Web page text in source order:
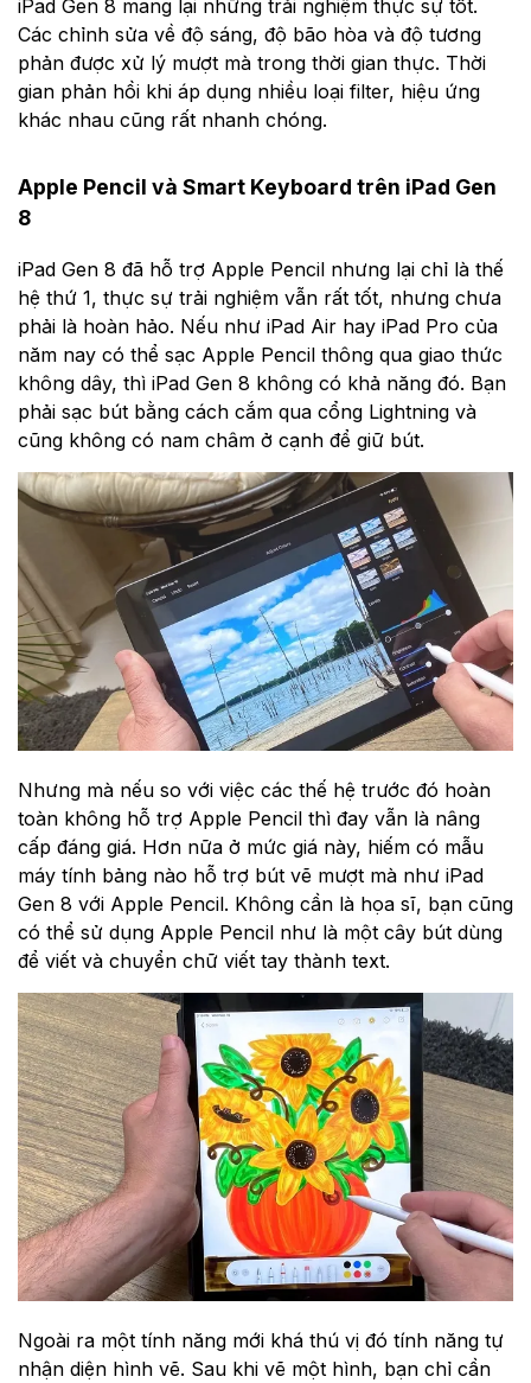
iPad Gen 8 mang lại những trải nghiệm thực sự tốt.
Các chỉnh sửa về độ sáng, độ bão hòa và độ tương
phản được xử lý mượt mà trong thời gian thực. Thời
gian phản hồi khi áp dụng nhiều loại filter, hiệu ứng
khác nhau cũng rất nhanh chóng.
Apple Pencil và Smart Keyboard trên iPad Gen
8
iPad Gen 8 đã hỗ trợ Apple Pencil nhưng lại chỉ là thế
hệ thứ 1, thực sự trải nghiệm vẫn rất tốt, nhưng chưa
phải là hoàn hảo. Nếu như iPad Air hay iPad Pro của
năm nay có thể sạc Apple Pencil thông qua giao thức
không dây, thì iPad Gen 8 không có khả năng đó. Bạn
phải sạc bút bằng cách cắm qua cổng Lightning và
cũng không có nam châm ở cạnh để giữ bút.
Nhưng mà nếu so với việc các thế hệ trước đó hoàn
toàn không hỗ trợ Apple Pencil thì đay vẫn là nâng
cấp đáng giá. Hơn nữa ở mức giá này, hiếm có mẫu
máy tính bảng nào hỗ trợ bút vẽ mượt mà như iPad
Gen 8 với Apple Pencil. Không cần là họa sĩ, bạn cũng
có thể sử dụng Apple Pencil như là một cây bút dùng
để viết và chuyển chữ viết tay thành text.
Ngoài ra một tính năng mới khá thú vị đó tính năng tự
nhận diện hình vẽ. Sau khi vẽ một hình, bạn chỉ cần